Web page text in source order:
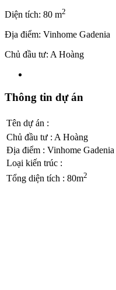
Diện tích: 80 m2
Địa điểm: Vinhome Gadenia
Chủ đầu tư: A Hoàng
Thông tin dự án
Tên dự án :
Chủ đầu tư : A Hoàng
Địa điểm : Vinhome Gadenia
Loại kiến trúc :
Tổng diện tích : 80m2